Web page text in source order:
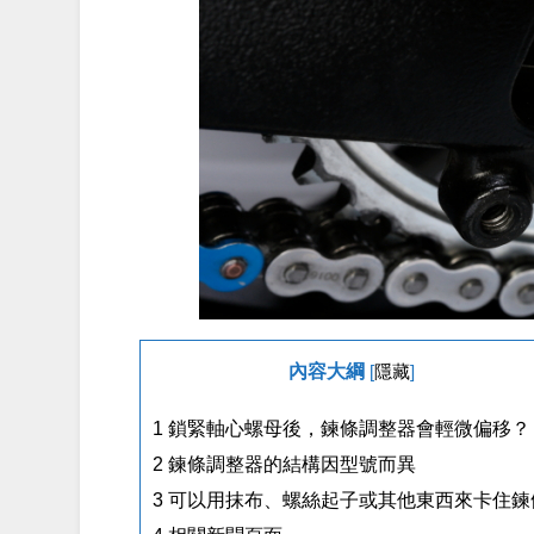
內容大綱 隱藏]
1 鎖緊軸心螺母後，鍊條調整器會輕微偏移？
2 鍊條調整器的結構因型號而異
3 可以用抹布、螺絲起子或其他東西來卡住鍊